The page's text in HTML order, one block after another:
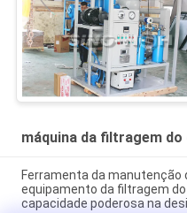
máquina da filtragem
Ferramenta da
equipamento da filtragem
capacidade poderosa na